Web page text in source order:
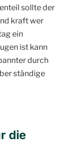
sollte der
kraft wer
ein
ist kann
durch
ständige
die